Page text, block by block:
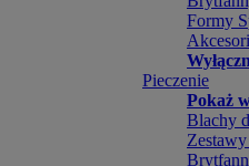
Formy
Pieczenie
Pokaż
Blachy